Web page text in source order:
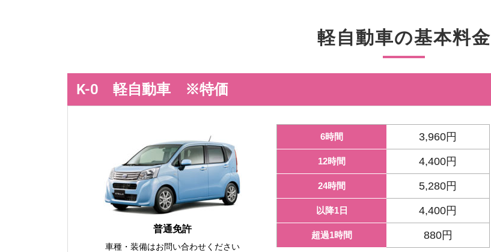
軽自動車の基本料金
K-0 軽自動車 ※特価
普通免許
車種・装備はお問い合わせください
6時間 3,960円
12時間 4,400円
24時間 5,280円
以降1日 4,400円
超過1時間 880円